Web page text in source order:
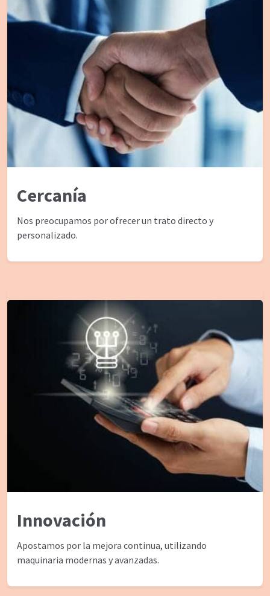
Cercanía
Nos preocupamos por ofrecer un trato directo y
personalizado.
Innovación
Apostamos por la mejora continua, utilizando
maquinaria modernas y avanzadas.